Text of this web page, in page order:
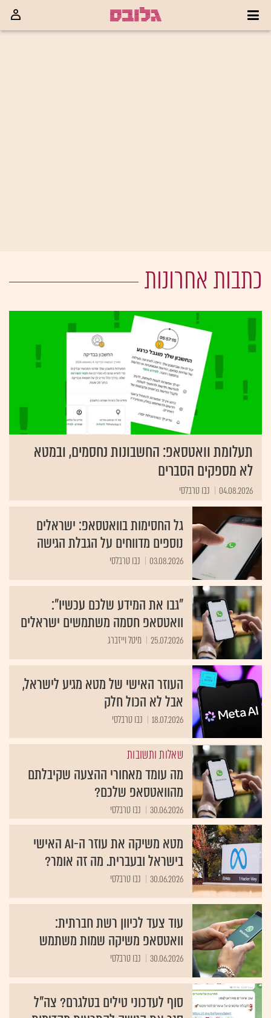
כתבות אחרונות
תעלומת וואטסאפ: החשבונות נחסמים, ובמטא
לא מספקים הסברים
04.08.2026 נבו טרבלסי
גל החסימות בוואטסאפ: ישראלים
נוספים מדווחים על הגבלת הגישה
03.08.2026 נבו טרבלסי
"גבו את המידע שלכם עכשיו":
וואטסאפ חסמה משתמשים ישראלים
25.07.2026 מיטל וייזברג
העוזר האישי של מטא מגיע לישראל,
אבל לא הכול חלק
18.07.2026 נבו טרבלסי
שאלות ותשובות
מה עומד מאחורי ההצעה שקיבלתם
מהוואטסאפ שלכם?
30.06.2026 נבו טרבלסי
מטא משיקה את עוזר ה-AI האישי
בישראל ובעברית. מה זה אומר?
30.06.2026 נבו טרבלסי
עוד צעד לכיוון רשת חברתית:
וואטסאפ משיקה שמות משתמש
30.06.2026 נבו טרבלסי
סוף לעדכוני טילים בטלגרם? צה"ל